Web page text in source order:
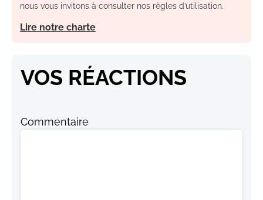
nous vous invitons à consulter nos règles d’utilisation.
Lire notre charte
VOS RÉACTIONS
Commentaire